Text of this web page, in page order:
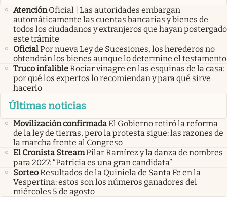
Atención Oficial | Las autoridades embargan
automáticamente las cuentas bancarias y bienes de
todos los ciudadanos y extranjeros que hayan postergado
este trámite
OficialPor nueva Ley de Sucesiones, los herederos no
obtendrán los bienes aunque lo determine el testamento
Truco infalibleRociar vinagre en las esquinas de la casa:
por qué los expertos lo recomiendan y para qué sirve
hacerlo
Últimas noticias
Movilización confirmadaEl Gobierno retiró la reforma
de la ley de tierras, pero la protesta sigue: las razones de
la marcha frente al Congreso
El Cronista StreamPilar Ramírez y la danza de nombres
para 2027: “Patricia es una gran candidata”
SorteoResultados de la Quiniela de Santa Fe en la
Vespertina: estos son los números ganadores del
miércoles 5 de agosto